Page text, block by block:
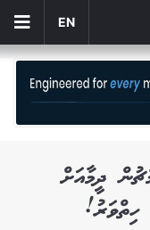
EN
ދީމާއަށް